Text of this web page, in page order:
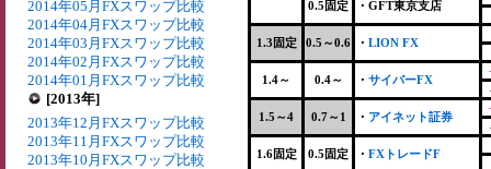
2014年05月FXスワップ比較
2014年04月FXスワップ比較
2014年03月FXスワップ比較
2014年02月FXスワップ比較
2014年01月FXスワップ比較
[2013年]
2013年12月FXスワップ比較
2013年11月FXスワップ比較
2013年10月FXスワップ比較
0.5固定 ・GFT東京支店
1.3固定 0.5～0.6 ・ LION FX
1.4～ 0.4～ ・ サイバーFX
1.5～4 0.7～1 ・ アイネット証券
1.6固定 0.5固定 ・ FXトレードF